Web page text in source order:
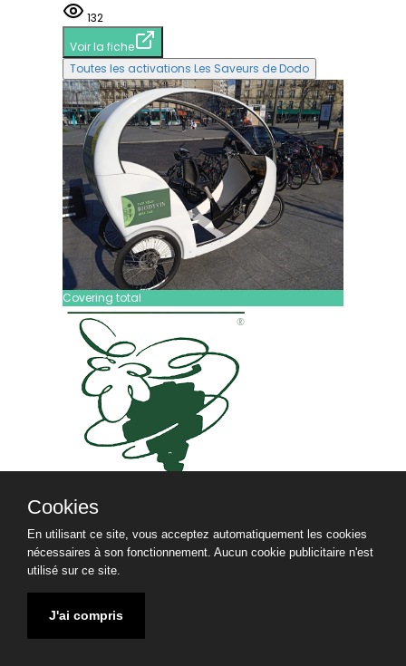
132
Voir la fiche
Toutes les activations Les Saveurs de Dodo
Covering total
Biodyvin
Biodyvn
de modèle “Egg CTX”pour assurer des déplacements
taxis ont été mobilisés pour du transport ponctuel,
Cookies
En utilisant ce site, vous acceptez automatiquement les cookies
nécessaires à son fonctionnement. Aucun cookie publicitaire n'est
utilisé sur ce site.
J'ai compris